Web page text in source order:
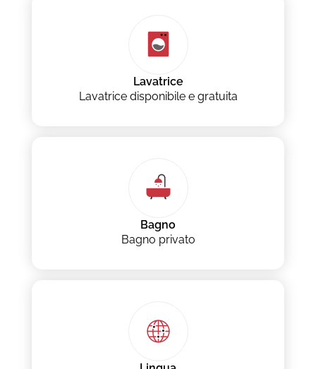
Lavatrice
Lavatrice disponibile e gratuita
Bagno
Bagno privato